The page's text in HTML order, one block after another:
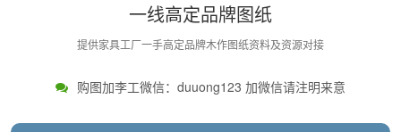
一线高定品牌图纸
提供家具工厂一手高定品牌木作图纸资料及资源对接
购图加李工微信：duuong123 加微信请注明来意